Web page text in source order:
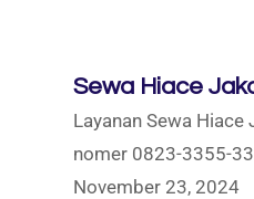
Sewa Hiace
Layanan Sewa
nomer 0823-3355-
November 23, 2024